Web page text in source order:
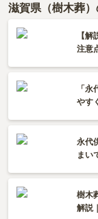
滋賀県（樹木葬
【
注意
「
やす
永代
まい
樹木
解説